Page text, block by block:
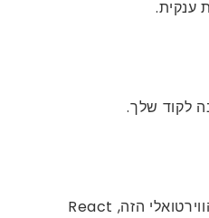
React מזרז עדכוני ממשק משתמש על ידי יצירת ייצוג JavaScript של ממשק המשתמש שלך, המכונה DOM וירטואלי. כשאתה מבצע שינויים ב- DOM הווירטואלי הזה, React